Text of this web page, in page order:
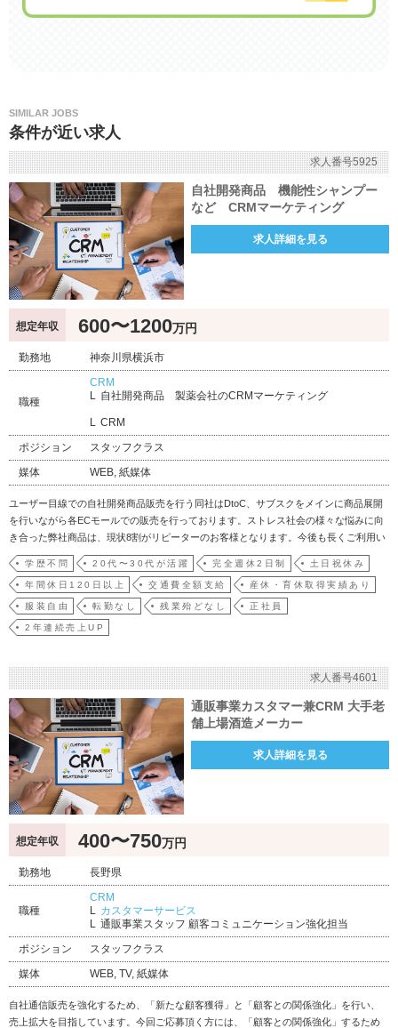
SIMILAR JOBS
条件が近い求人
求人番号5925
自社開発商品 機能性シャンプー
など CRMマーケティング
求人詳細を見る
想定年収 600〜1200万円
勤務地 神奈川県横浜市
職種
CRM
自社開発商品 製薬会社のCRMマーケティング
CRM
ポジション
スタッフクラス
媒体
WEB, 紙媒体
ユーザー目線での自社開発商品販売を行う同社はDtoC、サブスクをメインに商品展開
を行いながら各ECモールでの販売を行っております。ストレス社会の様々な悩みに向
き合った弊社商品は、現状8割がリピーターのお客様となります。今後も長くご利用い
ただけるように、より良い施策や設計を企画し実行いただけるCRMマーケティング業
務の募集です。■具体的には：・戦略策定：LTVを最大化するための施策の企画・実
行・販促…
学歴不問 20代〜30代が活躍 完全週休2日制 土日祝休み
年間休日120日以上 交通費全額支給 産休・育休取得実績あり
服装自由 転勤なし 残業殆どなし 正社員
2年連続売上UP
求人番号4601
通販事業カスタマー兼CRM 大手老
舗上場酒造メーカー
求人詳細を見る
想定年収 400〜750万円
勤務地 長野県
職種
CRM
カスタマーサービス
通販事業スタッフ 顧客コミュニケーション強化担当
ポジション
スタッフクラス
媒体
WEB, TV, 紙媒体
自社通信販売を強化するため、「新たな顧客獲得」と「顧客との関係強化」を行い、
売上拡大を目指しています。今回ご応募頂く方には、「顧客との関係強化」するため